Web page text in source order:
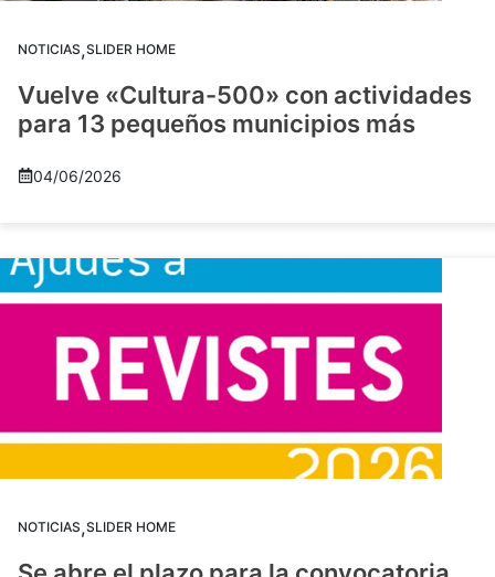
NOTICIAS,SLIDER HOME
Vuelve «Cultura-500» con actividades
para 13 pequeños municipios más
04/06/2026
NOTICIAS,SLIDER HOME